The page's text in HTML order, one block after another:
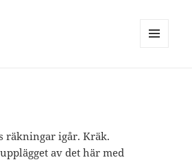
räkningar igår. Kräk.
av det här med